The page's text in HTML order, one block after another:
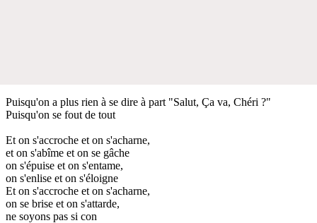
Puisqu'on a plus rien à se dire à part "Salut, Ça va, Chéri ?"
Puisqu'on se fout de tout
Et on s'accroche et on s'acharne,
et on s'abîme et on se gâche
on s'épuise et on s'entame,
on s'enlise et on s'éloigne
Et on s'accroche et on s'acharne,
on se brise et on s'attarde,
ne soyons pas si con